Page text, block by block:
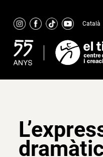
content
Català